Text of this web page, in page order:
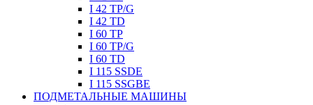
I 42 TP/G
I 42 TD
I 60 TP
I 60 TP/G
I 60 TD
I 115 SSDE
I 115 SSGBE
ПОДМЕТАЛЬНЫЕ МАШИНЫ